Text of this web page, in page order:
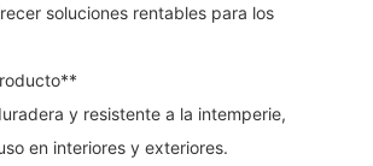
soluciones rentables para los
y resistente a la intemperie,
en interiores y exteriores.